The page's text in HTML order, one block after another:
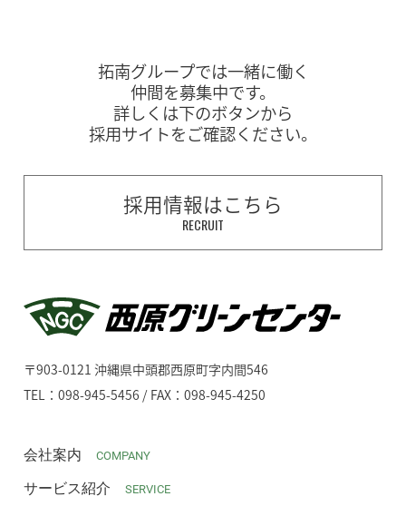
拓南グループでは一緒に働く
仲間を募集中です。
詳しくは下のボタンから
採用サイトをご確認ください。
採用情報はこちら
RECRUIT
〒903-0121 沖縄県中頭郡西原町字内間546
TEL：098-945-5456 / FAX：098-945-4250
会社案内 COMPANY
サービス紹介 SERVICE